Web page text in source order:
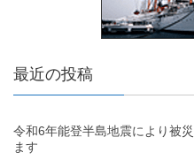
最近の投稿
令和6年能登半島地震により被
ます